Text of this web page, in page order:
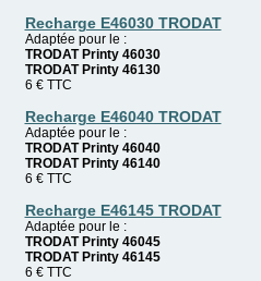
Recharge E46030 TRODAT
Adaptée pour le :
TRODAT Printy 46030
TRODAT Printy 46130
6 € TTC
Recharge E46040 TRODAT
Adaptée pour le :
TRODAT Printy 46040
TRODAT Printy 46140
6 € TTC
Recharge E46145 TRODAT
Adaptée pour le :
TRODAT Printy 46045
TRODAT Printy 46145
6 € TTC